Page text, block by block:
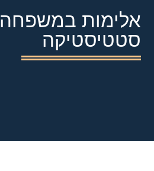
אלימות במשפחה
סטטיסטיקה